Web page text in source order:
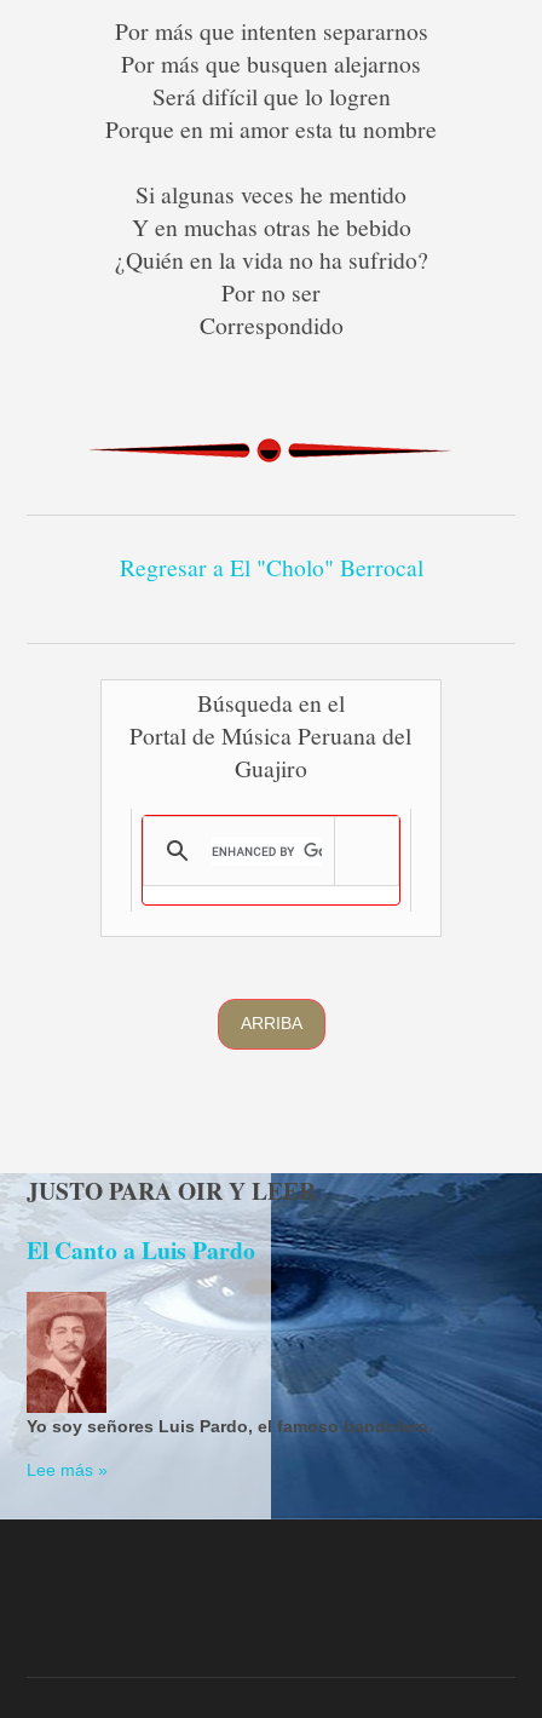
Por más que intenten separarnos
Por más que busquen alejarnos
Será difícil que lo logren
Porque en mi amor esta tu nombre
Si algunas veces he mentido
Y en muchas otras he bebido
¿Quién en la vida no ha sufrido?
Por no ser
Correspondido
Regresar a El "Cholo" Berrocal
Búsqueda en el
Portal de Música Peruana del
Guajiro
ARRIBA
JUSTO PARA OIR Y LEER
El Canto a Luis Pardo
Yo soy señores Luis Pardo, el famoso bandolero.
Lee más »